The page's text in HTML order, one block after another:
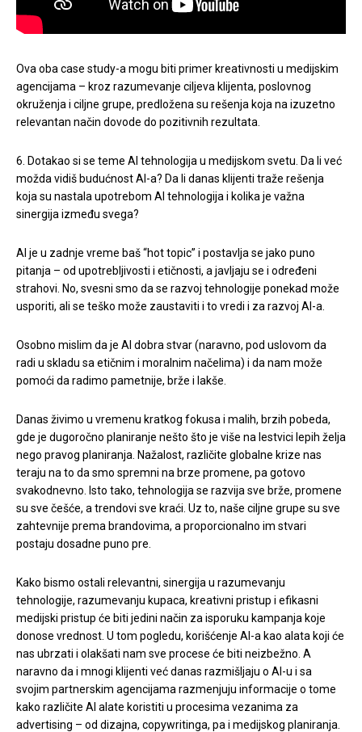
Ova oba case study-a mogu biti primer kreativnosti u medijskim
agencijama – kroz razumevanje ciljeva klijenta, poslovnog
okruženja i ciljne grupe, predložena su rešenja koja na izuzetno
relevantan način dovode do pozitivnih rezultata.
6. Dotakao si se teme AI tehnologija u medijskom svetu. Da li već
možda vidiš budućnost AI-a? Da li danas klijenti traže rešenja
koja su nastala upotrebom AI tehnologija i kolika je važna
sinergija između svega?
AI je u zadnje vreme baš “hot topic” i postavlja se jako puno
pitanja – od upotrebljivosti i etičnosti, a javljaju se i određeni
strahovi. No, svesni smo da se razvoj tehnologije ponekad može
usporiti, ali se teško može zaustaviti i to vredi i za razvoj AI-a.
Osobno mislim da je AI dobra stvar (naravno, pod uslovom da
radi u skladu sa etičnim i moralnim načelima) i da nam može
pomoći da radimo pametnije, brže i lakše.
Danas živimo u vremenu kratkog fokusa i malih, brzih pobeda,
gde je dugoročno planiranje nešto što je više na lestvici lepih želja
nego pravog planiranja. Nažalost, različite globalne krize nas
teraju na to da smo spremni na brze promene, pa gotovo
svakodnevno. Isto tako, tehnologija se razvija sve brže, promene
su sve češće, a trendovi sve kraći. Uz to, naše ciljne grupe su sve
zahtevnije prema brandovima, a proporcionalno im stvari
postaju dosadne puno pre.
Kako bismo ostali relevantni, sinergija u razumevanju
tehnologije, razumevanju kupaca, kreativni pristup i efikasni
medijski pristup će biti jedini način za isporuku kampanja koje
donose vrednost. U tom pogledu, korišćenje AI-a kao alata koji će
nas ubrzati i olakšati nam sve procese će biti neizbežno. A
naravno da i mnogi klijenti već danas razmišljaju o AI-u i sa
svojim partnerskim agencijama razmenjuju informacije o tome
kako različite AI alate koristiti u procesima vezanima za
advertising – od dizajna, copywritinga, pa i medijskog planiranja.